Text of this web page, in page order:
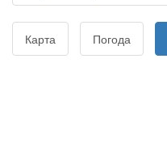
Карта Погода